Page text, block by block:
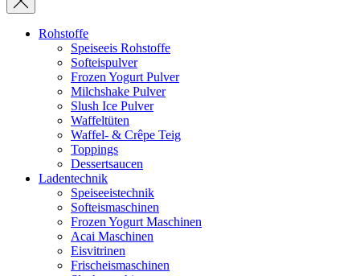
Rohstoffe
Speiseeis Rohstoffe
Softeispulver
Frozen Yogurt Pulver
Milchshake Pulver
Slush Ice Pulver
Waffeltüten
Waffel- & Crêpe Teig
Toppings
Dessertsaucen
Ladentechnik
Speiseeistechnik
Softeismaschinen
Frozen Yogurt Maschinen
Acai Maschinen
Eisvitrinen
Frischeismaschinen